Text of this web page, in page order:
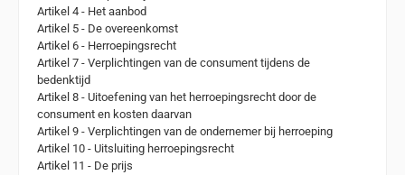
Artikel 4 - Het aanbod
Artikel 5 - De overeenkomst
Artikel 6 - Herroepingsrecht
Artikel 7 - Verplichtingen van de consument tijdens de
bedenktijd
Artikel 8 - Uitoefening van het herroepingsrecht door de
consument en kosten daarvan
Artikel 9 - Verplichtingen van de ondernemer bij herroeping
Artikel 10 - Uitsluiting herroepingsrecht
Artikel 11 - De prijs